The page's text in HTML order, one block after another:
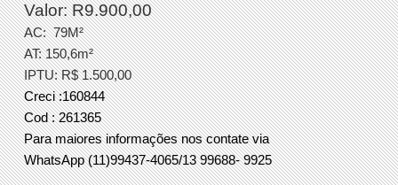
Valor: R9.900,00
AC: 79M²
AT: 150,6m²
IPTU: R$ 1.500,00
Creci :160844
Cod : 261365
Para maiores informações nos contate via
WhatsApp (11)99437-4065/13 99688- 9925